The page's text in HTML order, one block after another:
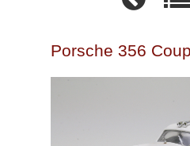
Porsche 356